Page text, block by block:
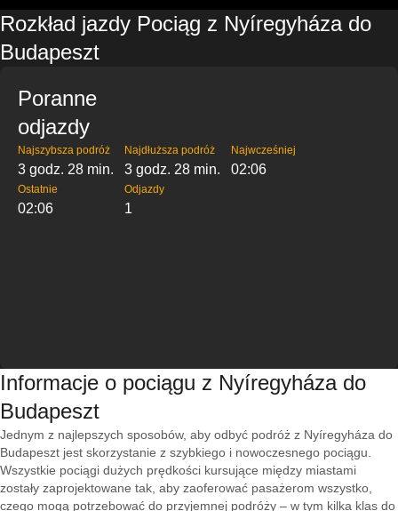
Rozkład jazdy Pociąg z Nyíregyháza do
Budapeszt
Poranne
odjazdy
Najszybsza podróż
3 godz. 28 min.
Najdłuższa podróż
3 godz. 28 min.
Najwcześniej
02:06
Ostatnie
02:06
Odjazdy
1
Informacje o pociągu z Nyíregyháza do
Budapeszt
Jednym z najlepszych sposobów, aby odbyć podróż z Nyíregyháza do
Budapeszt jest skorzystanie z szybkiego i nowoczesnego pociągu.
Wszystkie pociągi dużych prędkości kursujące między miastami
zostały zaprojektowane tak, aby zaoferować pasażerom wszystko,
czego mogą potrzebować do przyjemnej podróży – w tym kilka klas do